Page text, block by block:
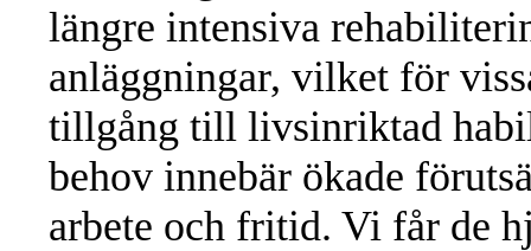
längre intensiva
anläggningar, vilket för
tillgång till livsinriktad
behov innebär ökade
arbete och fritid. Vi får de